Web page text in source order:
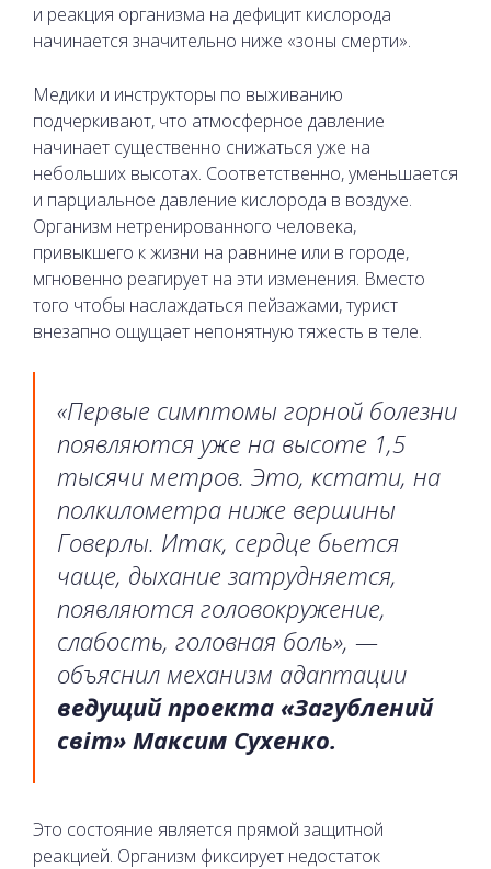
и реакция организма на дефицит кислорода
начинается значительно ниже «зоны смерти».
Медики и инструкторы по выживанию
подчеркивают, что атмосферное давление
начинает существенно снижаться уже на
небольших высотах. Соответственно, уменьшается
и парциальное давление кислорода в воздухе.
Организм нетренированного человека,
привыкшего к жизни на равнине или в городе,
мгновенно реагирует на эти изменения. Вместо
того чтобы наслаждаться пейзажами, турист
внезапно ощущает непонятную тяжесть в теле.
«Первые симптомы горной болезни
появляются уже на высоте 1,5
тысячи метров. Это, кстати, на
полкилометра ниже вершины
Говерлы. Итак, сердце бьется
чаще, дыхание затрудняется,
появляются головокружение,
слабость, головная боль», —
объяснил механизм адаптации
ведущий проекта «Загублений
світ» Максим Сухенко.
Это состояние является прямой защитной
реакцией. Организм фиксирует недостаток